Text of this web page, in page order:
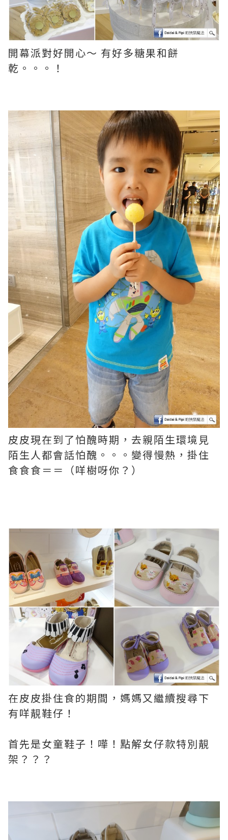
開幕派對好開心～ 有好多糖果和餅
乾。。。！
皮皮現在到了怕醜時期，去親陌生環境見
陌生人都會話怕醜。。。變得慢熱，掛住
食食食＝＝（咩樹呀你？）
在皮皮掛住食的期間，媽媽又繼續搜尋下
有咩靚鞋仔！
首先是女童鞋子！嘩！點解女仔款特別靚
架？？？